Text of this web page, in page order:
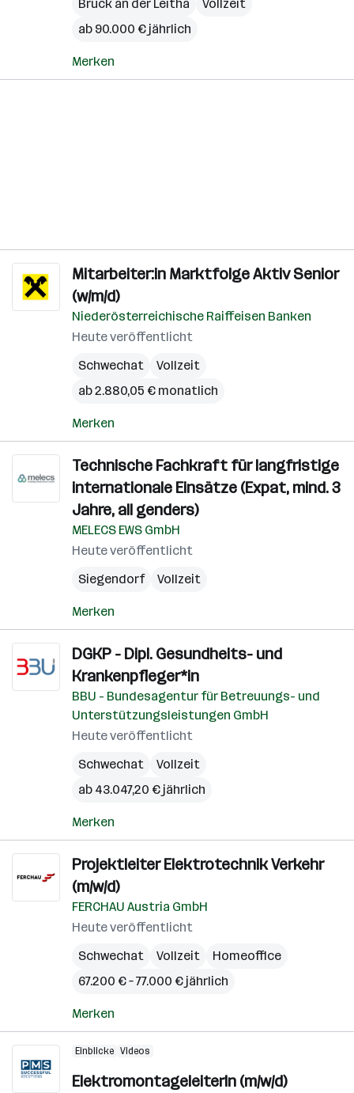
Bruck an der Leitha
Vollzeit
ab 90.000 € jährlich
Merken
Mitarbeiter:in Marktfolge Aktiv Senior
(w/m/d)
Niederösterreichische Raiffeisen Banken
Heute veröffentlicht
Schwechat
Vollzeit
ab 2.880,05 € monatlich
Merken
Technische Fachkraft für langfristige
internationale Einsätze (Expat, mind. 3
Jahre, all genders)
MELECS EWS GmbH
Heute veröffentlicht
Siegendorf
Vollzeit
Merken
DGKP - Dipl. Gesundheits- und
Krankenpfleger*in
BBU - Bundesagentur für Betreuungs- und
Unterstützungsleistungen GmbH
Heute veröffentlicht
Schwechat
Vollzeit
ab 43.047,20 € jährlich
Merken
Projektleiter Elektrotechnik Verkehr
(m/w/d)
FERCHAU Austria GmbH
Heute veröffentlicht
Schwechat
Vollzeit
Homeoffice
67.200 € – 77.000 € jährlich
Merken
Einblicke Videos
ElektromontageleiterIn (m/w/d)